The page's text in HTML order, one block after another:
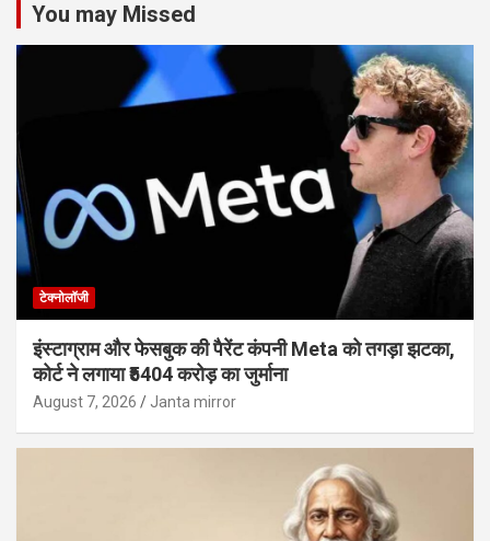
You may Missed
टेक्नोलॉजी
इंस्टाग्राम और फेसबुक की पैरेंट कंपनी Meta को तगड़ा झटका,
कोर्ट ने लगाया ₹5404 करोड़ का जुर्माना
August 7, 2026 Janta mirror